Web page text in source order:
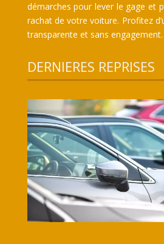
démarches pour lever le gage et
rachat de votre voiture. Profitez
transparente et sans engagement.
DERNIERES REPRISES